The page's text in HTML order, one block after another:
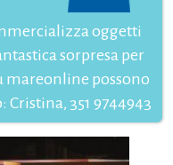
oggetti
sorpresa per
mareonline possono
351 9744943